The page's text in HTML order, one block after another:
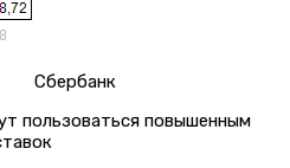
Сбербанк